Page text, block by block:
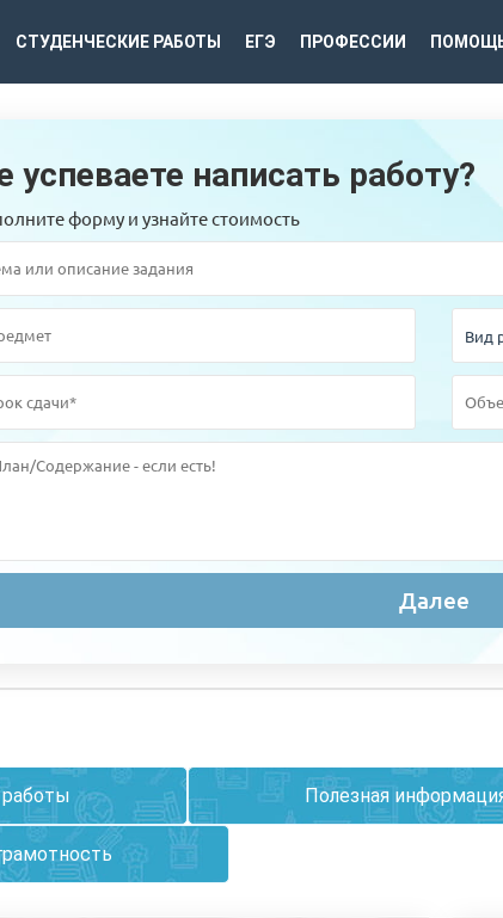
СТУДЕНЧЕСКИЕ РАБОТЫ ЕГЭ ПРОФЕССИИ
успеваете написать работу?
форму и узнайте стоимость
Полезная